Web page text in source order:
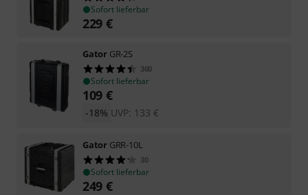
Sofort lieferbar
229 €
Gator GR-2S
360
Sofort lieferbar
109 €
UVP: 133 €
-18%
Gator GRR-10L
30
Sofort lieferbar
249 €